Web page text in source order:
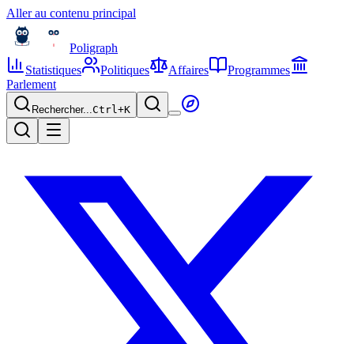
Aller au contenu principal
Poligraph
Statistiques
Politiques Affaires
Programmes
Parlement
Rechercher...Ctrl+K